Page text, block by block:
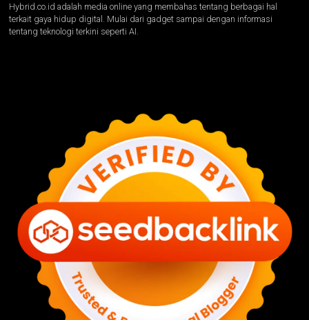
Hybrid.co.id adalah media online yang membahas tentang berbagai hal
terkait gaya hidup digital. Mulai dari gadget sampai dengan informasi
tentang teknologi terkini seperti AI.